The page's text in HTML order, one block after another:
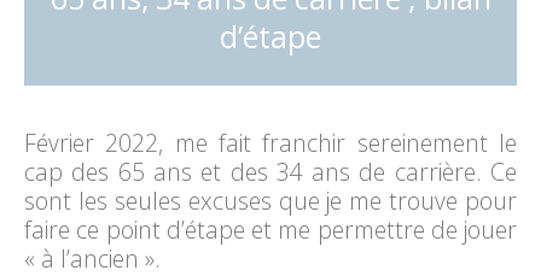
d’étape
Février 2022, me fait franchir sereinement le
cap des 65 ans et des 34 ans de carrière. Ce
sont les seules excuses que je me trouve pour
faire ce point d’étape et me permettre de jouer
« à l’ancien ».